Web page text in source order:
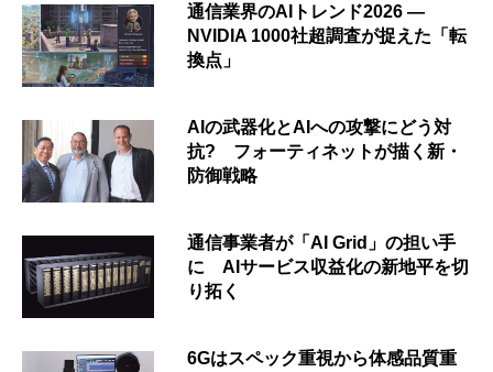
通信業界のAIトレンド2026 ―
NVIDIA 1000社超調査が捉えた「転
換点」
AIの武器化とAIへの攻撃にどう対
抗? フォーティネットが描く新・
防御戦略
通信事業者が「AI Grid」の担い手
に AIサービス収益化の新地平を切
り拓く
6Gはスペック重視から体感品質重